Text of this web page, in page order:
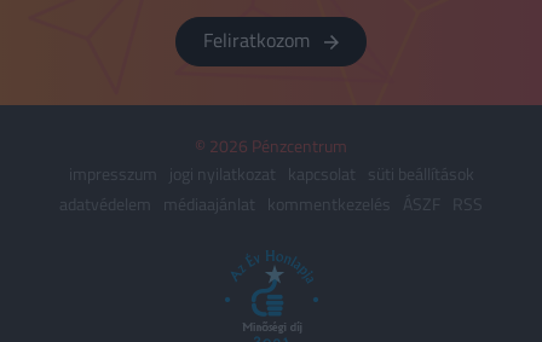
Feliratkozom
© 2026 Pénzcentrum
impresszum
jogi nyilatkozat kapcsolat
süti beállítások
adatvédelem
médiaajánlat kommentkezelés ÁSZF RSS